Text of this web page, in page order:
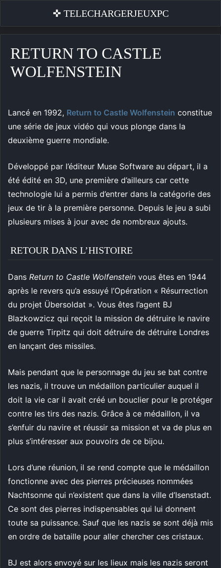
✜ TELECHARGERJEUXPC
RETURN TO CASTLE
WOLFENSTEIN
Lancé en 1992, Return to Castle Wolfenstein constitue
une série de jeux vidéo qui vous plonge dans la
deuxième guerre mondiale.
Développé par l’éditeur Muse Software au départ, il a
été édité en 3D, une première d’ailleurs car cette
technologie lui a permis d’entrer dans la catégorie des
jeux de tir à la première personne. Depuis le jeu a subi
plusieurs mises à jour avec de nombreux ajouts.
RETOUR DANS L’HISTOIRE
Dans Return to Castle Wolfenstein vous êtes en 1944
après le revers qu’a essuyé l’Opération « Résurrection
du projet Übersoldat ». Vous êtes l’agent BJ
Blazkowzicz qui reçoit la mission de détruire le navire
de guerre Tirpitz qui doit détruire de détruire Londres
en lançant des missiles.
Mais pendant que le personnage du jeu se bat contre
les nazis, il trouve un médaillon particulier auquel il
doit la vie car il avait créé un bouclier pour le protéger
contre les tirs des nazis. Grâce à ce médaillon, il va
s’enfuir du navire et réussir sa mission et va de plus en
plus s’intéresser aux pouvoirs de ce bijou.
Lors d’une réunion, il se rend compte que le médaillon
fonctionne avec des pierres précieuses nommées
Nachtsonne qui n’existent que dans la ville d’Isenstadt.
Ce sont des pierres indispensables qui lui donnent
toute sa puissance. Sauf que les nazis se sont déjà mis
en ordre de bataille pour aller chercher ces cristaux.
BJ est alors envoyé sur les lieux mais les nazis seront